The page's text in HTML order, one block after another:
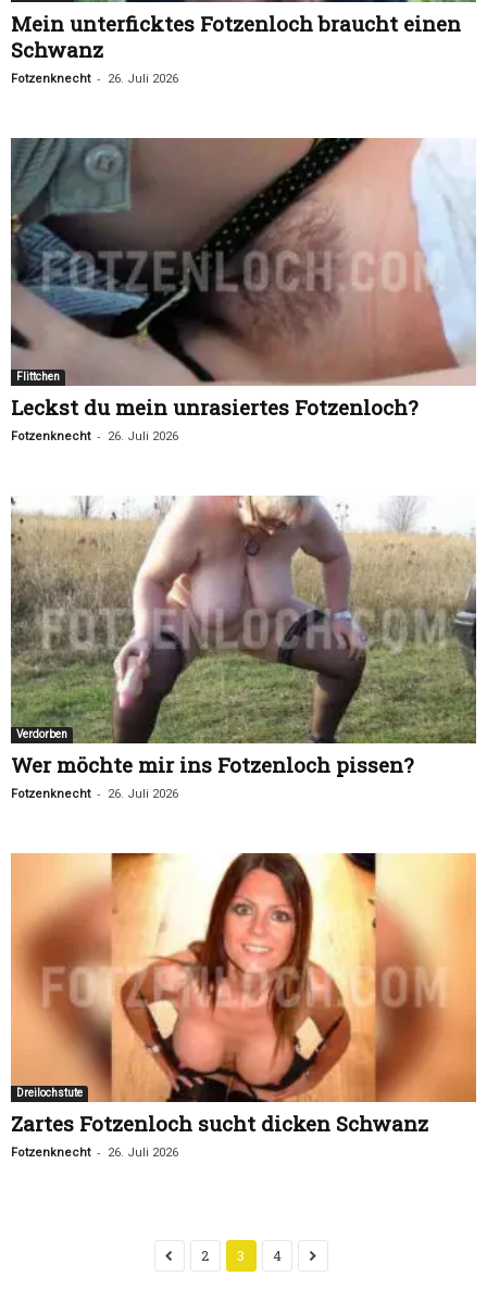
Mein unterficktes Fotzenloch braucht einen
Schwanz
Fotzenknecht - 26. Juli 2026
Flittchen
Leckst du mein unrasiertes Fotzenloch?
Fotzenknecht - 26. Juli 2026
Verdorben
Wer möchte mir ins Fotzenloch pissen?
Fotzenknecht - 26. Juli 2026
Dreilochstute
Zartes Fotzenloch sucht dicken Schwanz
Fotzenknecht - 26. Juli 2026
2 3 4